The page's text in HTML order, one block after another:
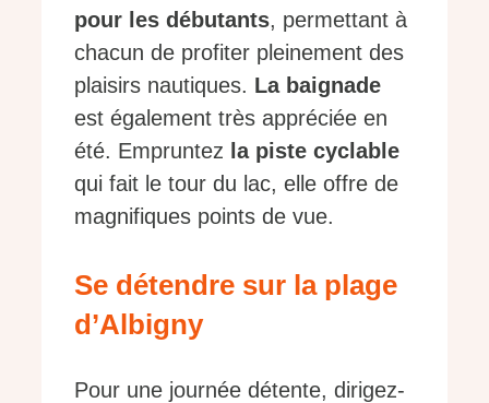
pour les débutants, permettant à
chacun de profiter pleinement des
plaisirs nautiques. La baignade
est également très appréciée en
été. Empruntez la piste cyclable
qui fait le tour du lac, elle offre de
magnifiques points de vue.
Se détendre sur la plage
d’Albigny
Pour une journée détente, dirigez-